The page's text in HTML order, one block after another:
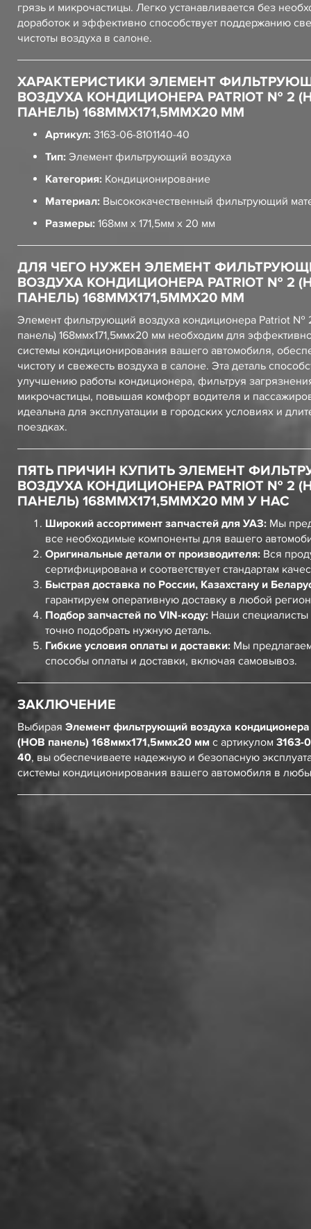
грязь и микрочастицы. Легко устанавливается без
доработок и эффективно способствует поддержанию
чистоты воздуха в салоне.
ХАРАКТЕРИСТИКИ ЭЛЕМЕНТ
ВОЗДУХА КОНДИЦИОНЕРА PATRIOT № 2
ПАНЕЛЬ) 168ММХ171,5ММХ20 ММ
Артикул: 3163-06-8101140-40
Тип: Элемент фильтрующий воздуха
Категория: Кондиционирование
Материал: Высококачественный фильтрующий
Размеры: 168мм х 171,5мм х 20 мм
ДЛЯ ЧЕГО НУЖЕН ЭЛЕМЕНТ
ВОЗДУХА КОНДИЦИОНЕРА PATRIOT № 2
ПАНЕЛЬ) 168ММХ171,5ММХ20 ММ
Элемент фильтрующий воздуха кондиционера Patriot №
панель) 168ммх171,5ммх20 мм необходим для
системы кондиционирования вашего автомобиля,
чистоту и свежесть воздуха в салоне. Эта деталь
улучшению работы кондиционера, фильтруя
микрочастицы, повышая комфорт водителя и
идеальна для эксплуатации в городских условиях и
поездках.
ПЯТЬ ПРИЧИН КУПИТЬ ЭЛЕМЕНТ
ВОЗДУХА КОНДИЦИОНЕРА PATRIOT № 2
ПАНЕЛЬ) 168ММХ171,5ММХ20 ММ У НАС
Широкий ассортимент запчастей для УАЗ: Мы
все необходимые компоненты для вашего
Оригинальные детали от производителя: Вся
сертифицирована и соответствует стандартам
Быстрая доставка по России, Казахстану и
гарантируем оперативную доставку в любой
Подбор запчастей по VIN-коду: Наши специалисты
точно подобрать нужную деталь.
Гибкие условия оплаты и доставки: Мы
способы оплаты и доставки, включая самовывоз.
ЗАКЛЮЧЕНИЕ
Выбирая Элемент фильтрующий воздуха
(НОВ панель) 168ммх171,5ммх20 мм с артикулом 3163-
40, вы обеспечиваете надежную и безопасную
системы кондиционирования вашего автомобиля в